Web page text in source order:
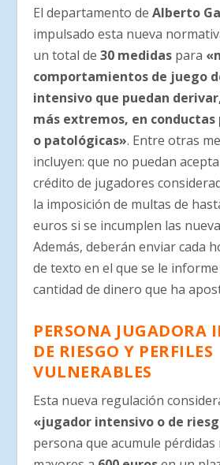
El departamento deAlberto
impulsado esta nueva
un total de30 medidas para
comportamientos de juego
intensivo que puedan
más extremos, en
o patológicas». Entre otras
incluyen: que no puedan
crédito de jugadores
la imposición de multas de
euros si se incumplen las
Además, deberán enviar cada
de texto en el que se le
cantidad de dinero que ha
PERSONA JUGADORA
DE RIESGO Y PERFILES
VULNERABLES
Esta nueva regulación
«jugador intensivo o de
persona que acumule